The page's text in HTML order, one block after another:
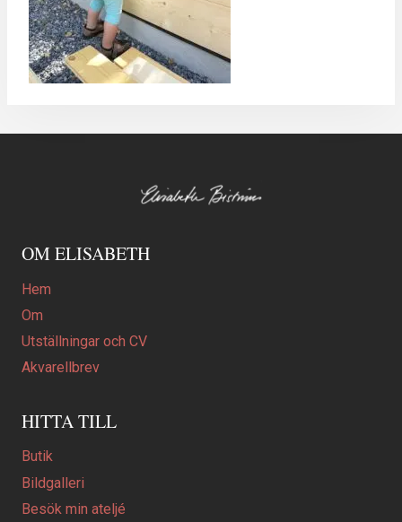
OM ELISABETH
Hem
Om
Utställningar och CV
Akvarellbrev
HITTA TILL
Butik
Bildgalleri
Besök min ateljé